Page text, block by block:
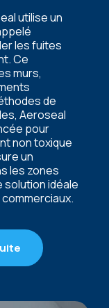
utilise un
les fuites
Ce
murs,
de
Aeroseal
pour
non toxique
un
les zones
solution idéale